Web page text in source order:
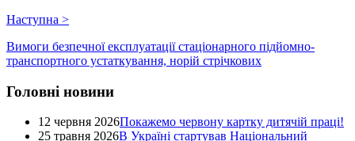
Наступна >
Вимоги безпечної експлуатації стаціонарного підйомно-
транспортного устаткування, норій стрічкових
Головні новини
12 червня 2026Покажемо червону картку дитячій праці!
25 травня 2026В Україні стартував Національний